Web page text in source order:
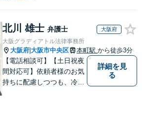
北川 雄士 弁護士 大阪府
大阪グラディアトル法律事務所
大阪府 大阪市中央区 本町駅 から徒歩3分
【電話相談可】【土日祝夜
間対応可】依頼者様のお気
持ちに配慮しつつも、冷静
詳細を見
る